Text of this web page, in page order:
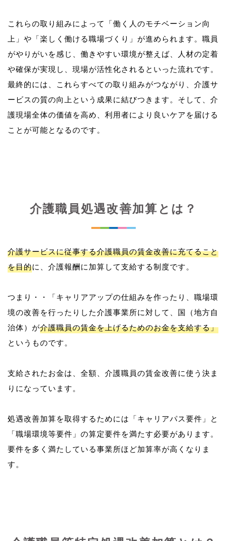
これらの取り組みによって「働く人のモチベーション向
上」や「楽しく働ける職場づくり」が進められます。職員
がやりがいを感じ、働きやすい環境が整えば、人材の定着
や確保が実現し、現場が活性化されるといった流れです。
最終的には、これらすべての取り組みがつながり、介護サ
ービスの質の向上という成果に結びつきます。そして、介
護現場全体の価値を高め、利用者により良いケアを届ける
介護職員処遇改善加算とは？
介護サービスに従事する介護職員の賃金改善に充てること
を目的に、介護報酬に加算して支給する制度です。
つまり・・「キャリアアップの仕組みを作ったり、職場環
境の改善を行ったりした介護事業所に対して、国（地方自
治体）が介護職員の賃金を上げるためのお金を支給する」
というものです。
支給されたお金は、全額、介護職員の賃金改善に使う決ま
りになっています。
処遇改善加算を取得するためには「キャリアパス要件」と
「職場環境等要件」の算定要件を満たす必要があります。
要件を多く満たしている事業所ほど加算率が高くなりま
す。